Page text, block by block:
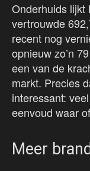
Onderhuids lijkt
vertrouwde
recent nog
opnieuw zo’n
een van de
markt. Precies
interessant:
eenvoud waar
Meer